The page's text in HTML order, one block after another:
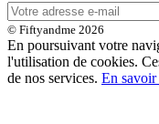
© Fiftyandme 2026
En poursuivant votre
l'utilisation de cookies.
de nos services. En savoir